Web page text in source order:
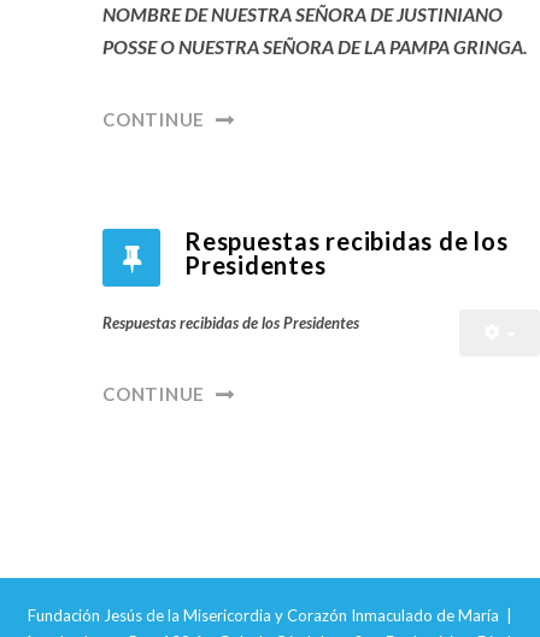
NOMBRE DE NUESTRA SEÑORA DE JUSTINIANO
POSSE O NUESTRA SEÑORA DE LA PAMPA GRINGA.
CONTINUE
Respuestas recibidas de los
Presidentes
Respuestas recibidas de los Presidentes
CONTINUE
Fundación Jesús de la Misericordia y Corazón Inmaculado de María |